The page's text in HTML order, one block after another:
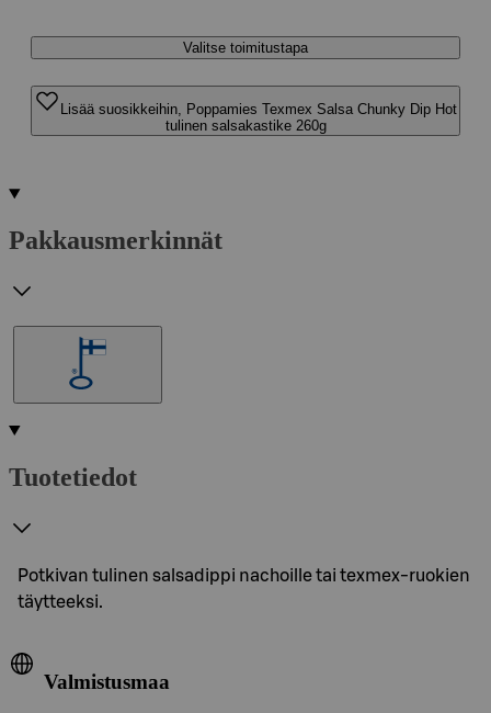
Valitse toimitustapa
Lisää suosikkeihin, Poppamies Texmex Salsa Chunky Dip Hot
tulinen salsakastike 260g
Pakkausmerkinnät
Tuotetiedot
Potkivan tulinen salsadippi nachoille tai texmex-ruokien
täytteeksi.
Valmistusmaa